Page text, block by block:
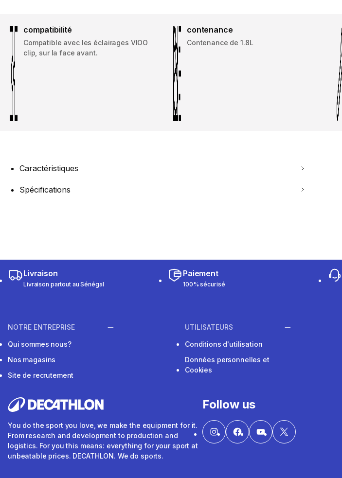
compatibilité
Compatible avec les éclairages VIOO
clip, sur la face avant.
contenance
Contenance de 1.8L
Caractéristiques
Spécifications
Livraison
Livraison partout au Sénégal
Paiement
100% sécurisé
NOTRE ENTREPRISE
Qui sommes nous?
Nos magasins
Site de recrutement
UTILISATEURS
Conditions d'utilisation
Données personnelles et
Cookies
You do the sport you love, we make the equipment for it.
From research and development to production and
logistics. For you this means: everything for your sport at
unbeatable prices. DECATHLON. We do sports.
Follow us